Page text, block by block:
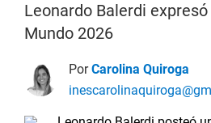
Leonardo Balerdi
Mundo 2026
PorCarolina Quiroga